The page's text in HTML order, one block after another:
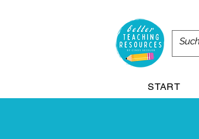
START